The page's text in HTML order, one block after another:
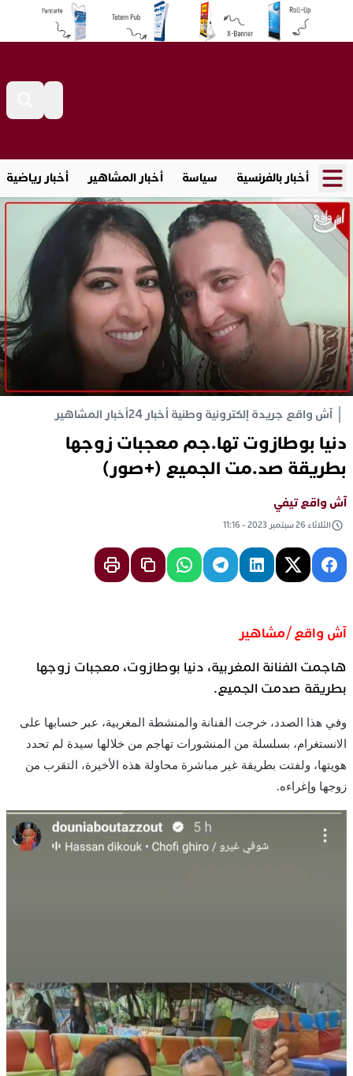
أخبار بالفرنسية سياسة أخبار المشاهير أخبار رياضية
آش واقع جريدة إلكترونية وطنية أخبار 24 أخبار المشاهير
دنيا بوطازوت تها.جم معجبات زوجها
بطريقة صد.مت الجميع (+صور)
آش واقع تيفي
الثلاثاء 26 سبتمبر 2023 - 11:16
آش واقع /مشاهير
هاجمت الفنانة المغربية، دنيا بوطازوت، معجبات زوجها
بطريقة صدمت الجميع.
وفي هذا الصدد، خرجت الفنانة والمنشطة المغربية، عبر حسابها على
الانستغرام، بسلسلة من المنشورات تهاجم من خلالها سيدة لم تحدد
هويتها، ولفتت بطريقة غير مباشرة محاولة هذه الأخيرة، التقرب من
زوجها وإغراءه.